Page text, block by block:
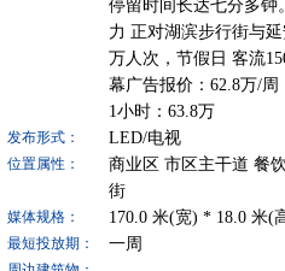
停留时间长达七分多钟
力 正对湖滨步行街与
万人次，节假日 客流
幕广告报价：62.8万/
1小时：63.8万
发布形式： LED/电视
位置属性： 商业区 市区主干道 餐
街
媒体规格： 170.0米(宽) * 18.0米(
最短投放期： 一周